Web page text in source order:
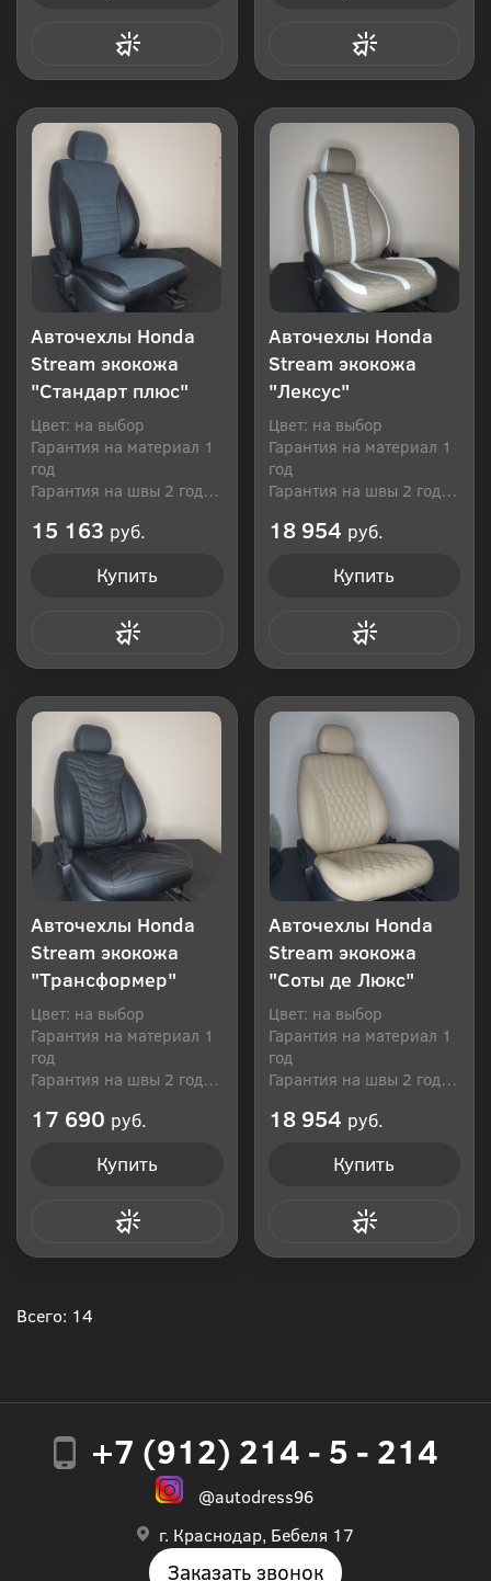
Авточехлы Honda
Stream экокожа
"Стандарт плюс"
Цвет: на выбор
Гарантия на материал 1
год
Гарантия на швы 2 года
15 163 руб.
Купить
Авточехлы Honda
Stream экокожа
"Лексус"
Цвет: на выбор
Гарантия на материал 1
год
Гарантия на швы 2 года
18 954 руб.
Купить
Авточехлы Honda
Stream экокожа
"Трансформер"
Цвет: на выбор
Гарантия на материал 1
год
Гарантия на швы 2 года
17 690 руб.
Купить
Авточехлы Honda
Stream экокожа
"Соты де Люкс"
Цвет: на выбор
Гарантия на материал 1
год
Гарантия на швы 2 года
18 954 руб.
Купить
Всего: 14
+7 (912) 214 - 5 - 214
@autodress96
г. Краснодар, Бебеля 17
Заказать звонок